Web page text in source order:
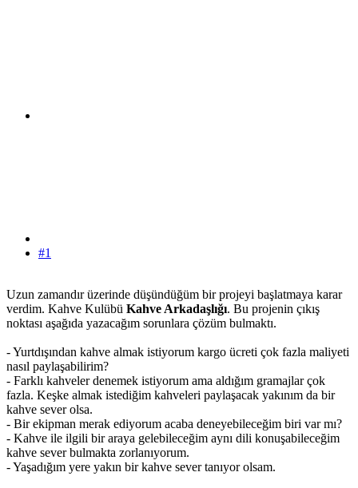
#1
Uzun zamandır üzerinde düşündüğüm bir projeyi başlatmaya karar
verdim. Kahve Kulübü Kahve Arkadaşlığı. Bu projenin çıkış
noktası aşağıda yazacağım sorunlara çözüm bulmaktı.
- Yurtdışından kahve almak istiyorum kargo ücreti çok fazla maliyeti
nasıl paylaşabilirim?
- Farklı kahveler denemek istiyorum ama aldığım gramajlar çok
fazla. Keşke almak istediğim kahveleri paylaşacak yakınım da bir
kahve sever olsa.
- Bir ekipman merak ediyorum acaba deneyebileceğim biri var mı?
- Kahve ile ilgili bir araya gelebileceğim aynı dili konuşabileceğim
kahve sever bulmakta zorlanıyorum.
- Yaşadığım yere yakın bir kahve sever tanıyor olsam.